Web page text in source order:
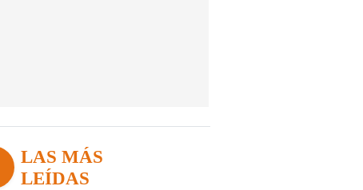
LAS MÁS
LEÍDAS